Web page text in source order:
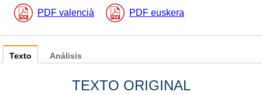
PDF valencià PDF euskera
Texto
TEXTO ORIGINAL
Análisis